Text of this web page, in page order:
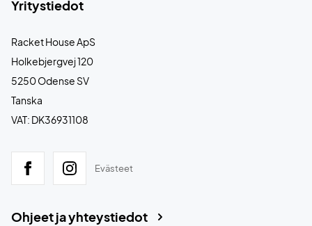
Yritystiedot
Racket House ApS
Holkebjergvej 120
5250 Odense SV
Tanska
VAT: DK36931108
Evästeet
Ohjeet ja yhteystiedot